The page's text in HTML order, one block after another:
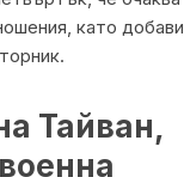
като добави,
Тайван,